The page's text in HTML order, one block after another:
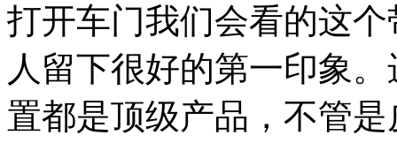
打开车门我们会看的这
人留下很好的第一印象
置都是顶级产品，不管